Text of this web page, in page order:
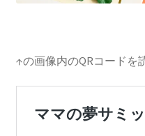
↑の画像内のQRコードを